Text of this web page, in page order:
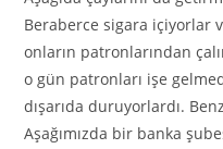
Beraberce sigara içiyorlar
onların patronlarından
o gün patronları işe
dışarıda duruyorlardı.
Aşağımızda bir banka